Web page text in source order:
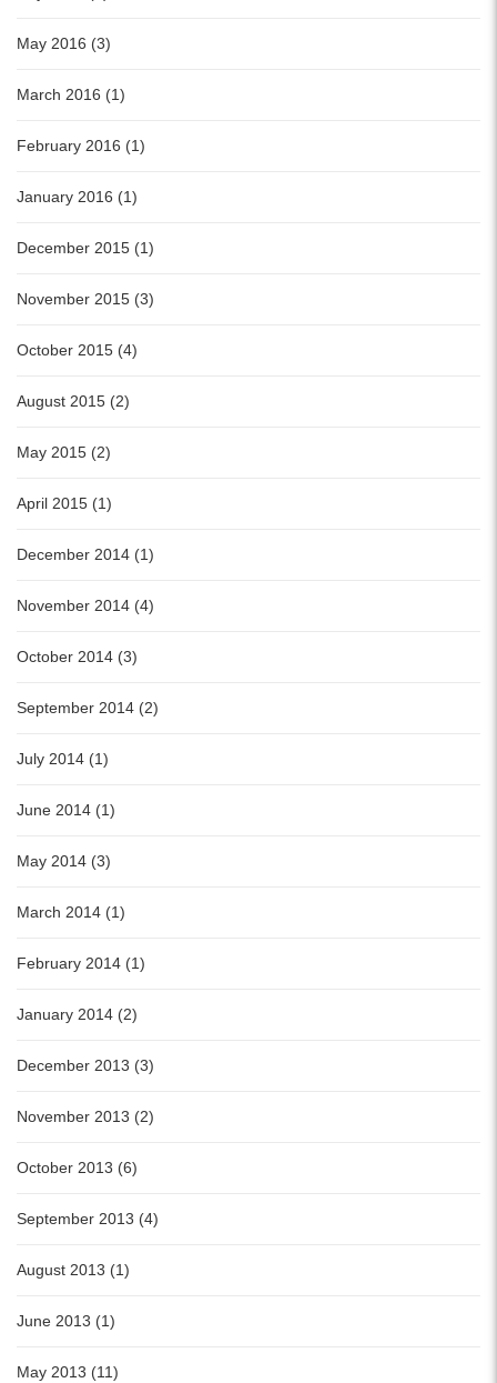
May 2016 (3)
March 2016 (1)
February 2016 (1)
January 2016 (1)
December 2015 (1)
November 2015 (3)
October 2015 (4)
August 2015 (2)
May 2015 (2)
April 2015 (1)
December 2014 (1)
November 2014 (4)
October 2014 (3)
September 2014 (2)
July 2014 (1)
June 2014 (1)
May 2014 (3)
March 2014 (1)
February 2014 (1)
January 2014 (2)
December 2013 (3)
November 2013 (2)
October 2013 (6)
September 2013 (4)
August 2013 (1)
June 2013 (1)
May 2013 (11)